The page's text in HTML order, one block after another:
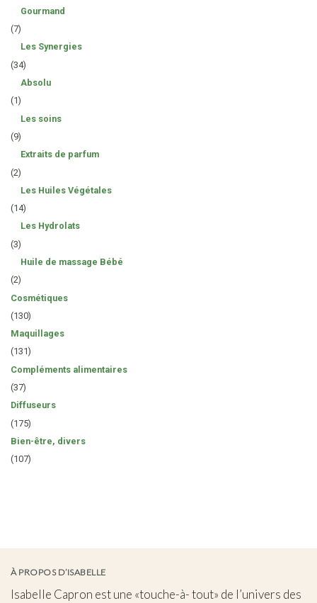
Gourmand
(7)
Les Synergies
(34)
Absolu
(1)
Les soins
(9)
Extraits de parfum
(2)
Les Huiles Végétales
(14)
Les Hydrolats
(3)
Huile de massage Bébé
(2)
Cosmétiques
(130)
Maquillages
(131)
Compléments alimentaires
(37)
Diffuseurs
(175)
Bien-être, divers
(107)
À PROPOS D’ISABELLE
Isabelle Capron est une «touche-à- tout» de l’univers des